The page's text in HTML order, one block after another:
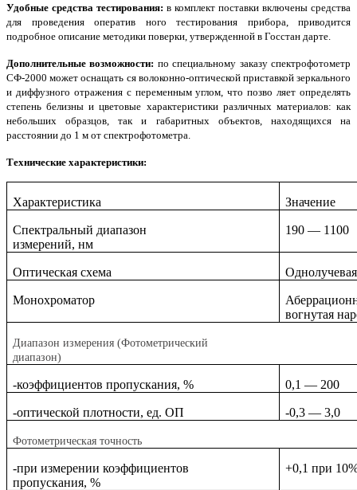
Удобные средства тестирования: в комплект поставки включены средства
для проведения оператив­ ного тестирования прибора, приводится
подробное описание методики поверки, утвержденной в Госстан­ дарте.
Дополнительные возможности: по специальному заказу спектрофотометр
СФ-2000 может оснащать­ ся волоконно-оптической приставкой зеркального
и диффузного отражения с переменным углом, что позво­ ляет определять
степень белизны и цветовые характеристики различных материалов: как
небольших образцов, так и габаритных объектов, находящихся на
расстоянии до 1 м от спектрофотометра.
Технические характеристики:
Характеристика Значение
Спектральный диапазон
измерений, нм
190 — 1100
Оптическая схема Однолучевая
Монохроматор
вогнутая
Диапазон измерения (Фотометрический
диапазон)
-коэффициентов пропускания, % 0,1 — 200
-оптической плотности, ед. ОП -0,3 — 3,0
Фотометрическая точность
-при измерении коэффициентов
пропускания, %
+0,1 при